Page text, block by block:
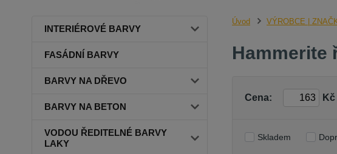
INTERIÉROVÉ BARVY
FASÁDNÍ BARVY
BARVY NA DŘEVO
BARVY NA BETON
VODOU ŘEDITELNÉ BARVY
LAKY
Úvod VÝROBCE |
Hammerite
Cena: Kč
Skladem